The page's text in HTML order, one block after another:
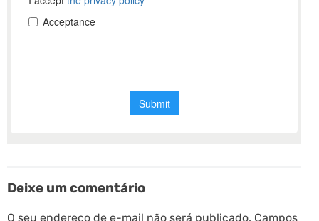
Deixe um comentário
O seu endereço de e-mail não será publicado. Campos